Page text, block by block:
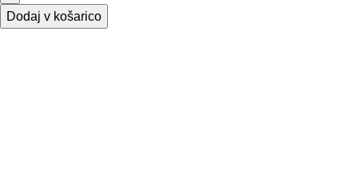
Dodaj v košarico